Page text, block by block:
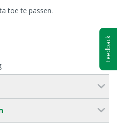
toe te passen.
Feedback